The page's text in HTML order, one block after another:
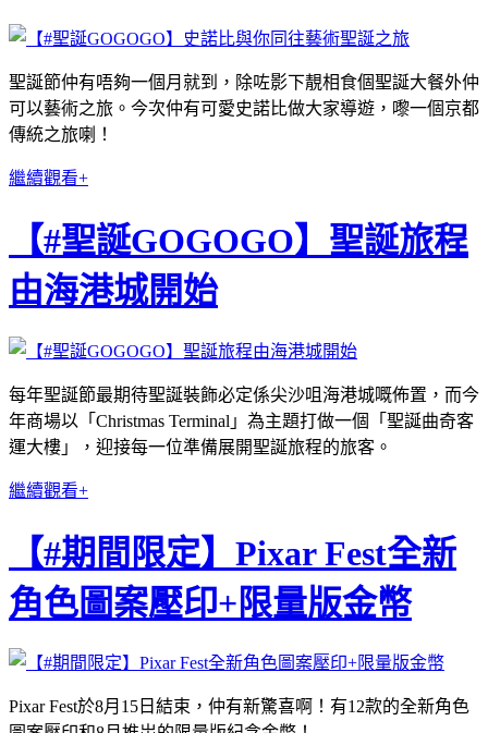
聖誕節仲有唔夠一個月就到，除咗影下靚相食個聖誕大餐外仲
可以藝術之旅。今次仲有可愛史諾比做大家導遊，嚟一個京都
傳統之旅喇！
繼續觀看+
【#聖誕GOGOGO】聖誕旅程
由海港城開始
每年聖誕節最期待聖誕裝飾必定係尖沙咀海港城嘅佈置，而今
年商場以「Christmas Terminal」為主題打做一個「聖誕曲奇客
運大樓」，迎接每一位準備展開聖誕旅程的旅客。
繼續觀看+
【#期間限定】Pixar Fest全新
角色圖案壓印+限量版金幣
Pixar Fest於8月15日結束，仲有新驚喜啊！有12款的全新角色